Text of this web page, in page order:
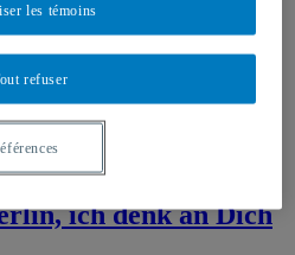
du mur de
octobre 17, 2019
1989-2019/ Berlin,
ich denk an Dich
refuser
les témoins